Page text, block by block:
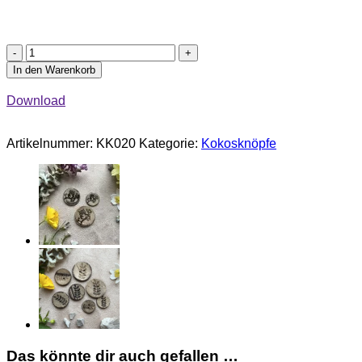
Kokosknöpfe
"Teddy"
Menge
In den Warenkorb
Download
Artikelnummer: KK020 Kategorie: Kokosknöpfe
Das könnte dir auch gefallen …